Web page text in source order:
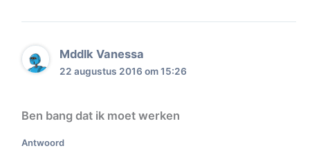
Mddlk Vanessa
22 augustus 2016 om 15:26
Ben bang dat ik moet werken
Antwoord